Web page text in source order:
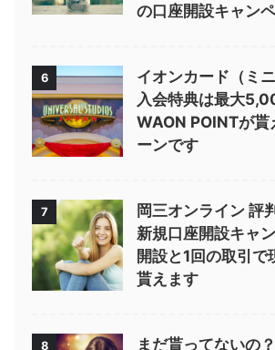
の口座開設キャン
6
イオンカード（ミ
入会特典は最大
WAON POINTが貰
ーンです
7
岡三オンライン 評
新規口座開設キャ
開設と1回の取引
貰えます
8
まだ貰ってないの